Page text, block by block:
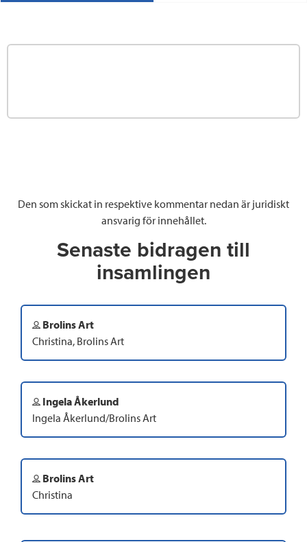
Den som skickat in respektive kommentar nedan är juridiskt
ansvarig för innehållet.
Senaste bidragen till
insamlingen
Brolins Art
Christina, Brolins Art
Ingela Åkerlund
Ingela Åkerlund/Brolins Art
Brolins Art
Christina